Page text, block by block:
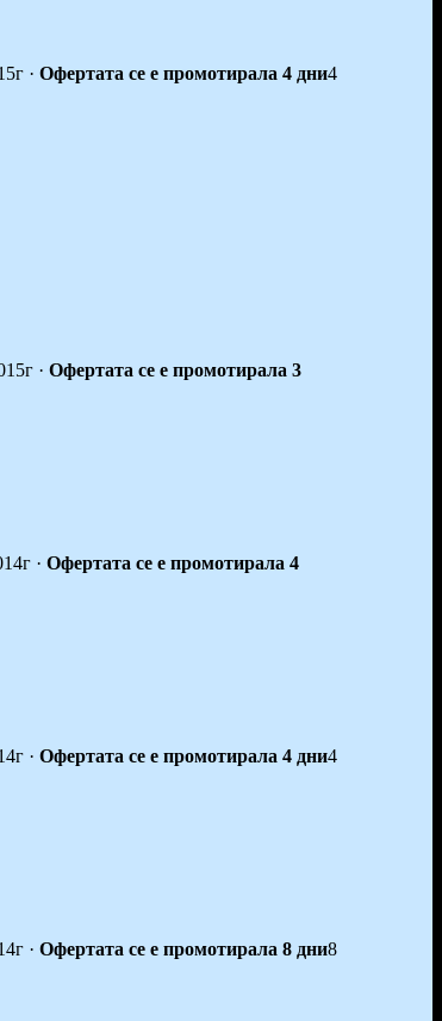
· Офертата се е промотирала 4 дни4
· Офертата се е промотирала 3
· Офертата се е промотирала 4
· Офертата се е промотирала 4 дни4
· Офертата се е промотирала 8 дни8